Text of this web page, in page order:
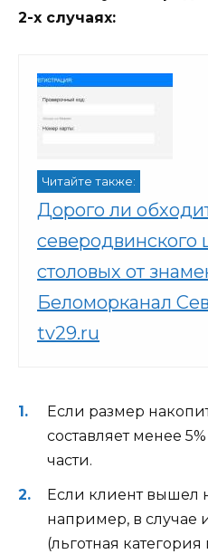
2-х случаях:
Читайте также:
Дорого ли
северодвинского
столовых от
Беломорканал
tv29.ru
Если размер
составляет менее
части.
Если клиент вышел
например, в случае
(льготная